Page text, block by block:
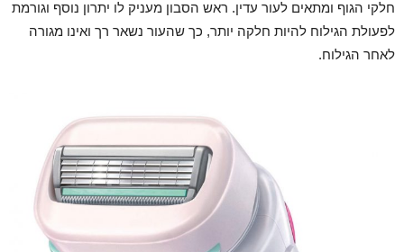
חלקי הגוף ומתאים לעור עדין. ראש הסבון מעניק לו יתרון נוסף וגורמת
לפעולת הגילוח להיות חלקה יותר, כך שהעור נשאר רך ואינו מגורה
לאחר הגילוח.